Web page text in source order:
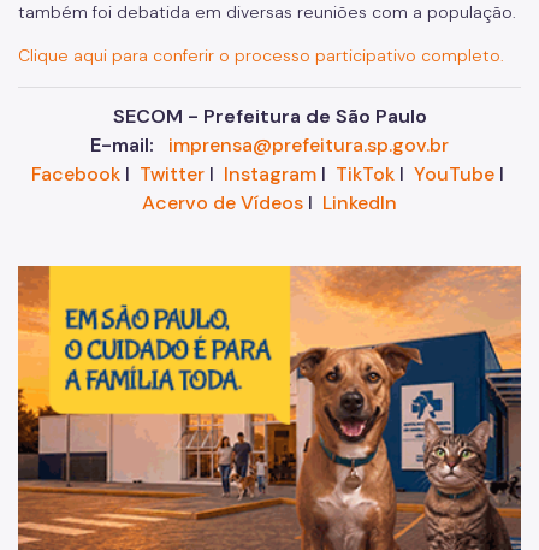
também foi debatida em diversas reuniões com a população.
Clique aqui para conferir o processo participativo completo.
SECOM - Prefeitura de São Paulo
E-mail:
imprensa@prefeitura.sp.gov.br
FacebookI TwitterI InstagramI TikTokI YouTubeI
Acervo de Vídeos I LinkedIn